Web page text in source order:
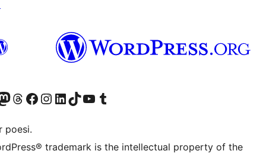
account
vår Mastodon-konto
Visit our Threads account
Besøk vår Facebook-sideBesøk vår Instagram-konto
Besøk vår LinkedIn-konto
Visit our TikTok account
Visit our YouTube channel
Visit our Tumblr account
poesi.
trademark is the intellectual property of the